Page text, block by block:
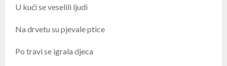
U kući se veselili ljudi
Na drvetu su pjevale ptice
Po travi se igrala djeca